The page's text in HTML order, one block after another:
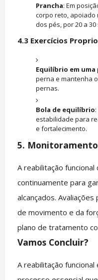
Prancha: Em
corpo reto,
dos pés, por 20 a
4.3 Exercícios
Equilíbrio em uma
perna e mantenha
pernas.
Bola de equilíbrio
estabilidade para
e fortalecimento.
5.
A reabilitação
continuamente para
alcançados.
de movimento e da
plano de tratamento
Vamos Concluir?
A reabilitação